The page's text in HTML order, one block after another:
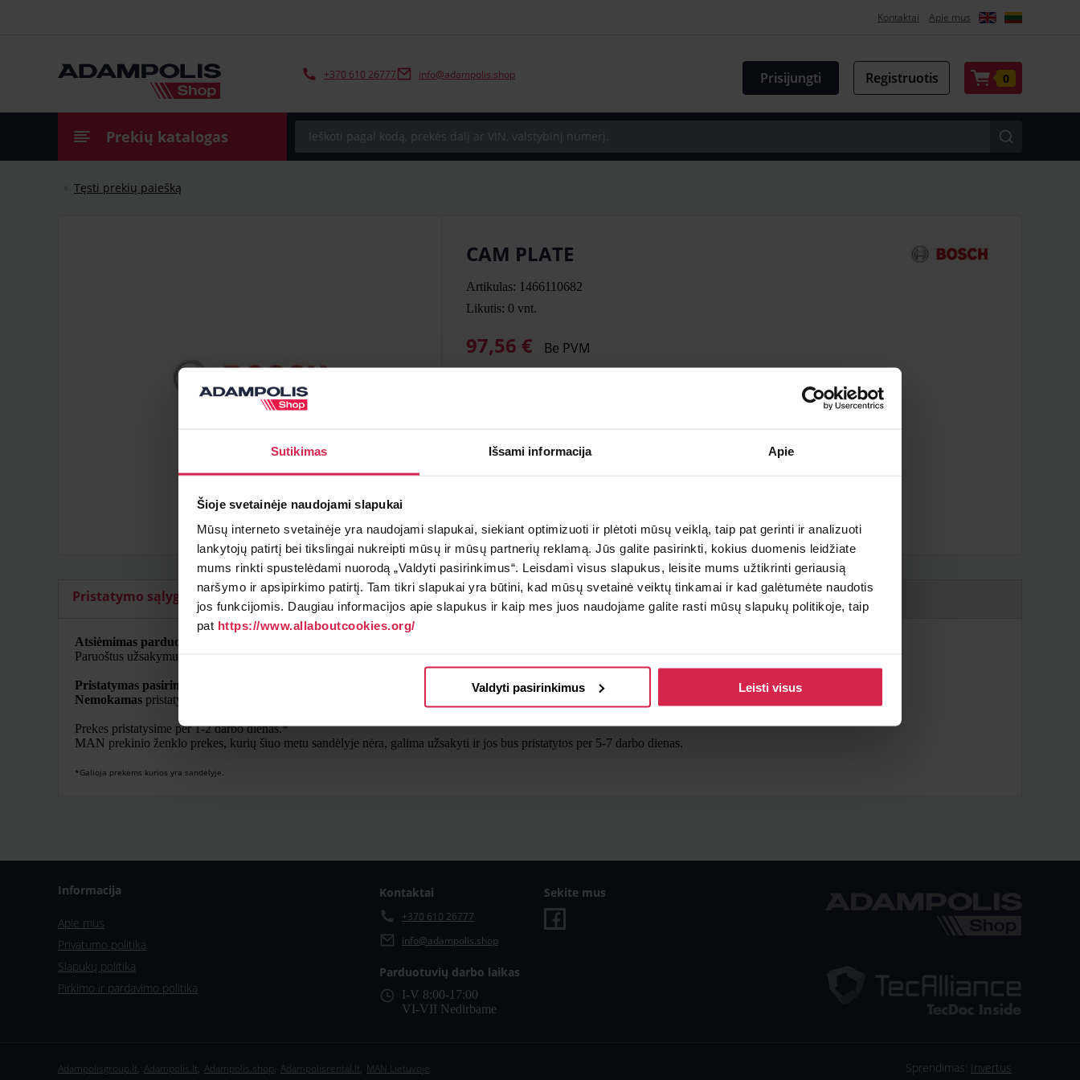
Sutikimas Išsami informacija Apie
Šioje svetainėje naudojami slapukai
Mūsų interneto svetainėje yra naudojami slapukai, siekiant optimizuoti ir plėtoti mūsų veiklą, taip pat gerinti ir analizuoti
lankytojų patirtį bei tikslingai nukreipti mūsų ir mūsų partnerių reklamą. Jūs galite pasirinkti, kokius duomenis leidžiate
mums rinkti spustelėdami nuorodą „Valdyti pasirinkimus“. Leisdami visus slapukus, leisite mums užtikrinti geriausią
naršymo ir apsipirkimo patirtį. Tam tikri slapukai yra būtini, kad mūsų svetainė veiktų tinkamai ir kad galėtumėte naudotis
jos funkcijomis. Daugiau informacijos apie slapukus ir kaip mes juos naudojame galite rasti mūsų slapukų politikoje, taip
pat https://www.allaboutcookies.org/
Valdyti pasirinkimus Leisti visus
Kontaktai Apie mus
+370 610 26777 info@adampolis.shop Prisijungti Registruotis 0
Prekių katalogas
Tęsti prekių paiešką
CAM PLATE
Artikulas: 1466110682
Likutis: 0 vnt.
97,56 € Be PVM
Pristatymo sąlygos Papildomi artikulai
Atsiėmimas parduotuvėje
Paruoštus užsakymus galite atsiimti pasirinktame padalinyje nemokamai.
Pristatymas pasirinktu adresu
Nemokamas pristatymas Lietuvoje užsakymams nuo 50€.
Prekes pristatysime per 1-2 darbo dienas.*
MAN prekinio ženklo prekes, kurių šiuo metu sandėlyje nėra, galima užsakyti ir jos bus pristatytos per 5-7 darbo dienas.
*Galioja prekėms kurios yra sandėlyje.
Informacija
Apie mus
Privatumo politika
Slapukų politika
Pirkimo ir pardavimo politika
Kontaktai
+370 610 26777
info@adampolis.shop
Sekite mus
Parduotuvių darbo laikas
I-V 8:00-17:00
VI-VII Nedirbame
Adampolisgroup.lt, Adampolis.lt, Adampolis.shop, Adampolisrental.lt, MAN Lietuvoje Sprendimas: Invertus